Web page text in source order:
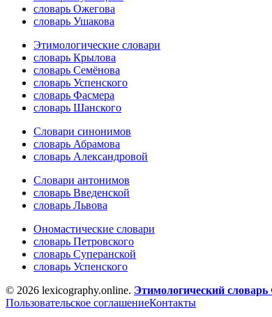
словарь Ожегова
словарь Ушакова
Этимологические словари
словарь Крылова
словарь Семёнова
словарь Успенского
словарь Фасмера
словарь Шанского
Словари синонимов
словарь Абрамова
словарь Александровой
Словари антонимов
словарь Введенской
словарь Львова
Ономастические словари
словарь Петровского
словарь Суперанской
словарь Успенского
© 2026 lexicography.online. Этимологический
Пользовательское соглашениеКонтакты